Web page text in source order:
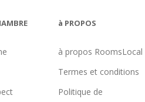
à PROPOS
à propos RoomsLocal
Termes et conditions
Politique de